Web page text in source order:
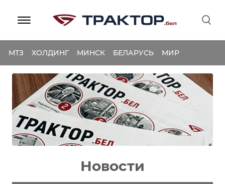
МТЗ ХОЛДИНГ МИНСК БЕЛАРУСЬ МИР
Новости